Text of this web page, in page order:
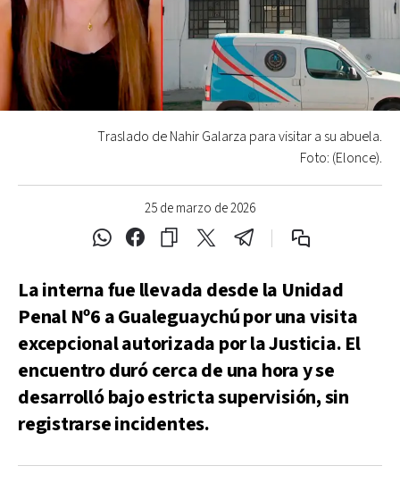
25 de marzo de 2026
Traslado de Nahir Galarza para visitar a su abuela.
Foto: (Elonce).
La interna fue llevada desde la Unidad
Penal Nº6 a Gualeguaychú por una visita
excepcional autorizada por la Justicia. El
encuentro duró cerca de una hora y se
desarrolló bajo estricta supervisión, sin
registrarse incidentes.